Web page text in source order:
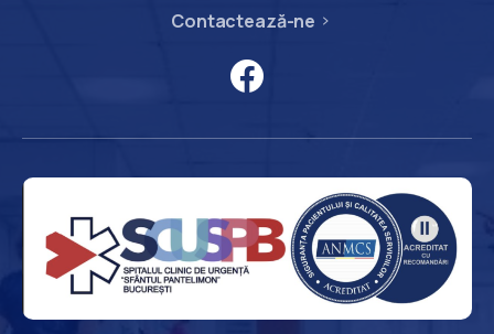
Contactează-ne